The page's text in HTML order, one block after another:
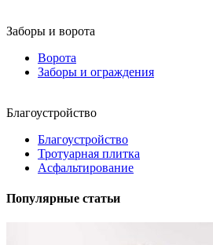
Заборы и ворота
Ворота
Заборы и ограждения
Благоустройство
Благоустройство
Тротуарная плитка
Асфальтирование
Популярные статьи